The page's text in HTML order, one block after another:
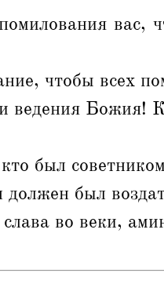
вас,
чтобы всех
ведения Божия!
был
был
во веки,